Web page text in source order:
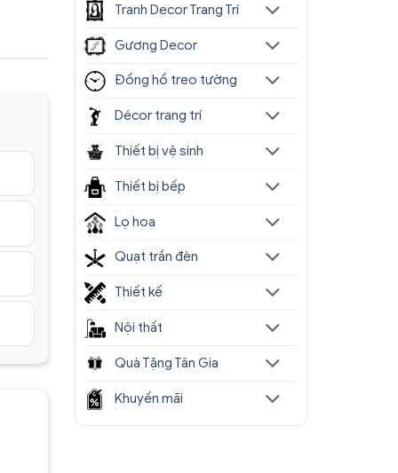
Tranh Decor Trang Trí
Gương Decor
Đồng hồ treo tường
Décor trang trí
Thiết bị vệ sinh
Thiết bị bếp
Lọ hoa
Quạt trần đèn
Thiết kế
Nội thất
Quà Tặng Tân Gia
Khuyến mãi